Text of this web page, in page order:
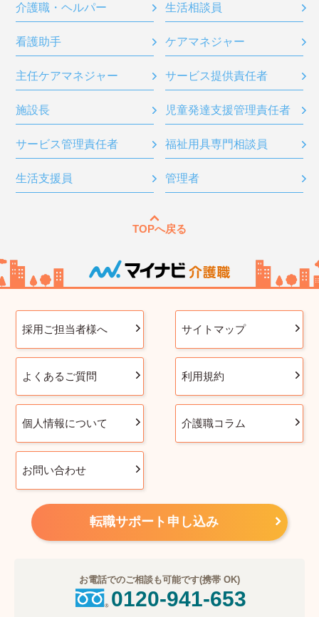
介護職・ヘルパー 生活相談員
看護助手 ケアマネジャー
主任ケアマネジャー サービス提供責任者
施設長 児童発達支援管理責任者
サービス管理責任者 福祉用具専門相談員
生活支援員 管理者
TOPへ戻る
採用ご担当者様へ サイトマップ
よくあるご質問 利用規約
個人情報について 介護職コラム
お問い合わせ
転職サポート申し込み
お電話でのご相談も可能です(携帯 OK)
0120-941-653